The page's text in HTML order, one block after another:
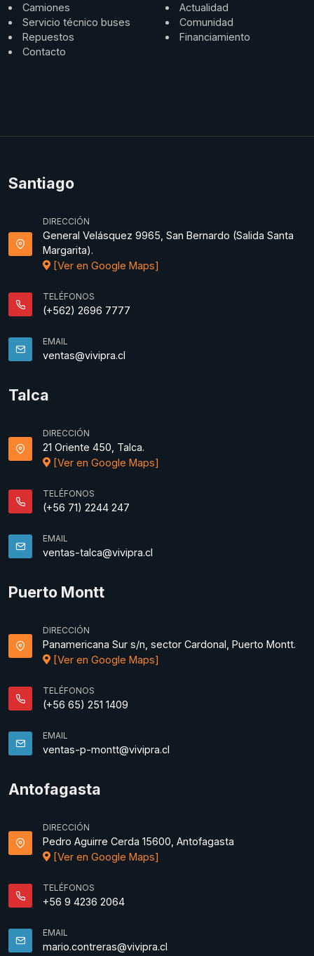
Camiones
Servicio técnico buses
Repuestos
Contacto
Actualidad
Comunidad
Financiamiento
Santiago
DIRECCIÓN
General Velásquez 9965, San Bernardo (Salida Santa
Margarita).
[Ver en Google Maps]
TELÉFONOS
(+562) 2696 7777
EMAIL
ventas@vivipra.cl
Talca
DIRECCIÓN
21 Oriente 450, Talca.
[Ver en Google Maps]
TELÉFONOS
(+56 71) 2244 247
EMAIL
ventas-talca@vivipra.cl
Puerto Montt
DIRECCIÓN
Panamericana Sur s/n, sector Cardonal, Puerto Montt.
[Ver en Google Maps]
TELÉFONOS
(+56 65) 251 1409
EMAIL
ventas-p-montt@vivipra.cl
Antofagasta
DIRECCIÓN
Pedro Aguirre Cerda 15600, Antofagasta
[Ver en Google Maps]
TELÉFONOS
+56 9 4236 2064
EMAIL
mario.contreras@vivipra.cl